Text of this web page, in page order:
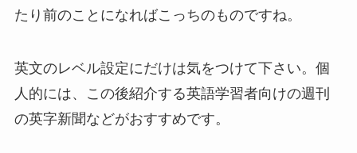
たり前のことになればこっちのものですね。
英文のレベル設定にだけは気をつけて下さい。個
人的には、この後紹介する英語学習者向けの週刊
の英字新聞などがおすすめです。